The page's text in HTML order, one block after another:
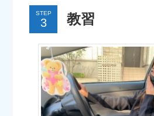
STEP 教習